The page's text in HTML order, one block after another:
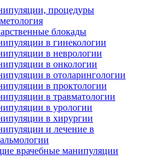
процедуры
блокады
в гинекологии
в неврологии
в онкологии
в отоларингологии
в проктологии
в травматологии
в урологии
в хирургии
и лечение в
врачебные манипуляции